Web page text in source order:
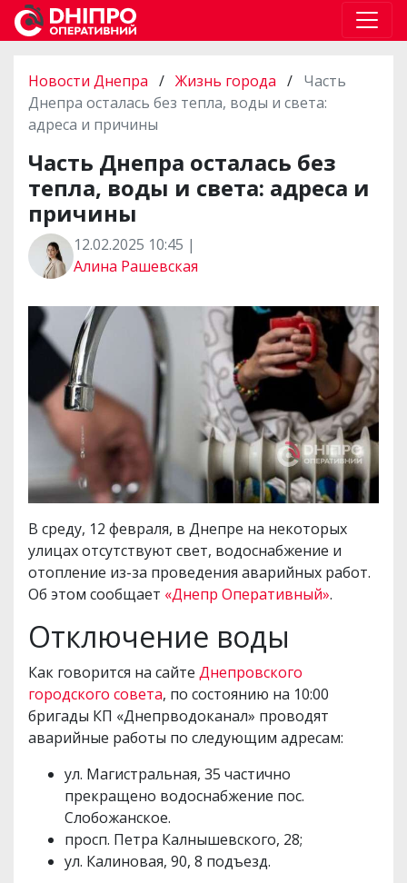
Новости Днепра / Жизнь города / Часть
Днепра осталась без тепла, воды и света:
адреса и причины
Часть Днепра осталась без
тепла, воды и света: адреса и
причины
12.02.2025 10:45 |
Алина Рашевская
В среду, 12 февраля, в Днепре на некоторых
улицах отсутствуют свет, водоснабжение и
отопление из-за проведения аварийных работ.
Об этом сообщает «Днепр Оперативный».
Отключение воды
Как говорится на сайте Днепровского
городского совета, по состоянию на 10:00
бригады КП «Днепрводоканал» проводят
аварийные работы по следующим адресам:
ул. Магистральная, 35 частично
прекращено водоснабжение пос.
Слобожанское.
просп. Петра Калнышевского, 28;
ул. Калиновая, 90, 8 подъезд.